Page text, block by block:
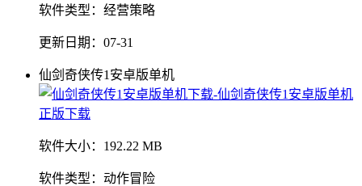
软件类型： 经营策略
更新日期： 07-31
仙剑奇侠传1安卓版单机
软件大小： 192.22 MB
软件类型： 动作冒险